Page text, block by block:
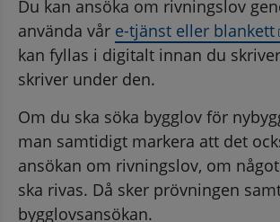
Du kan ansöka om rivningslov
använda vår e-tjänst eller blankett
kan fyllas i digitalt innan du
skriver under den.
Om du ska söka bygglov för
man samtidigt markera att det
ansökan om rivningslov, om
ska rivas. Då sker prövningen
bygglovsansökan.